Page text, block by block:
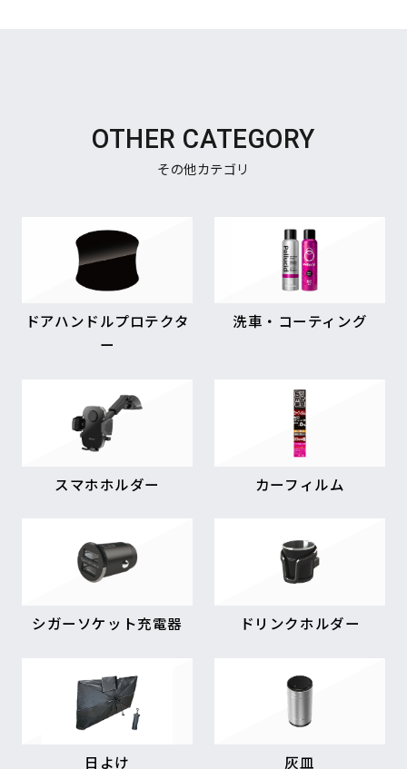
OTHER CATEGORY
その他カテゴリ
ドアハンドルプロテクタ
ー
洗車・コーティング
スマホホルダー カーフィルム
シガーソケット充電器 ドリンクホルダー
日よけ 灰皿